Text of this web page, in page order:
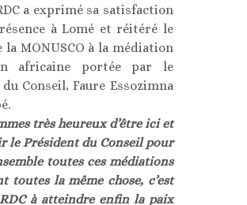
a exprimé sa satisfaction
à Lomé et réitéré le
la MONUSCO à la médiation
africaine portée par le
Conseil, Faure Essozimna
très heureux d’être ici et
le Président du Conseil pour
toutes ces médiations
toutes la même chose, c’est
à atteindre enfin la paix